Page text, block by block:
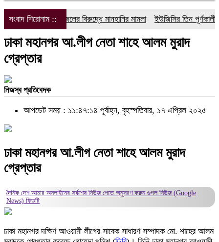
সংবাদ শিরোনাম ::ডিপজলের বিরুদ্ধে মানহানির মামলা ইউজিসির তিন পূর্ণকালীন
ঢাকা মহানগর আ.লীগ নেতা শাহে আলম মুরাদ
গ্রেপ্তার
নিজস্ব প্রতিবেদক
আপডেট সময় : ১১:৪৭:১৪ পূর্বাহ্ন, বৃহস্পতিবার, ১৭ এপ্রিল ২০২৫
ঢাকা মহানগর আ.লীগ নেতা শাহে আলম মুরাদ
গ্রেপ্তার
দৈনিক দেশ আমার অনলাইনের সর্বশেষ নিউজ পেতে অনুসরণ করুন গুগল নিউজ (Google
News) ফিডটি
ঢাকা মহানগর দক্ষিণ আওয়ামী লীগের সাবেক সাধারণ সম্পাদক মো. শাহের আলম